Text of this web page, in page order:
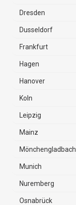
Dresden
Dusseldorf
Frankfurt
Hagen
Hanover
Koln
Leipzig
Mainz
Mönchengladbach
Munich
Nuremberg
Osnabrück